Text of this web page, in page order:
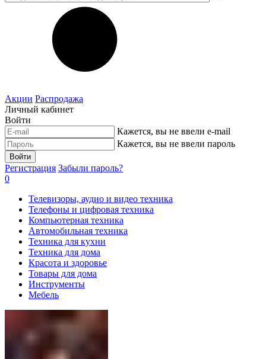
Акции Распродажа
Личный кабинет
Войти
Кажется, вы не ввели e-mail
Кажется, вы не ввели пароль
Войти
Регистрация Забыли пароль?
0
Телевизоры, аудио и видео техника
Телефоны и цифровая техника
Компьютерная техника
Автомобильная техника
Техника для кухни
Техника для дома
Красота и здоровье
Товары для дома
Инструменты
Мебель